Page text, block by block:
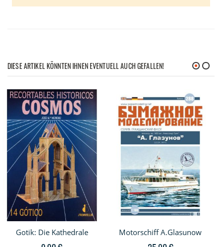
DIESE ARTIKEL KÖNNTEN IHNEN EVENTUELL AUCH GEFALLEN!
Gotik: Die Kathedrale Motorschiff A.Glasunow